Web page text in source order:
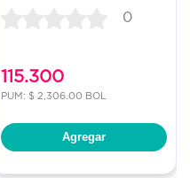
0
115.300
PUM: $ 2,306.00 BOL
Agregar